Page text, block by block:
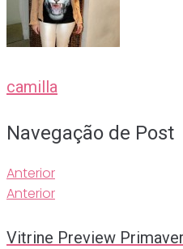
camilla
Navegação de Post
Anterior
Anterior
Vitrine Preview